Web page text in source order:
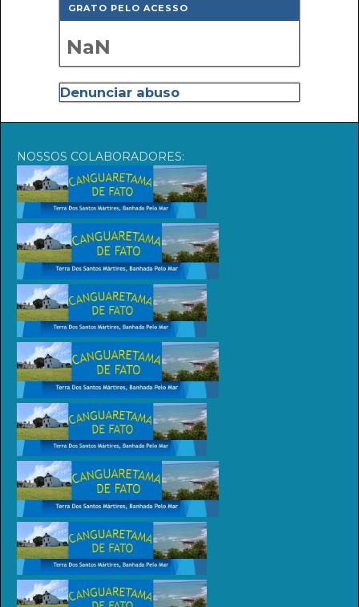
GRATO PELO ACESSO
NaN
Denunciar abuso
NOSSOS COLABORADORES: